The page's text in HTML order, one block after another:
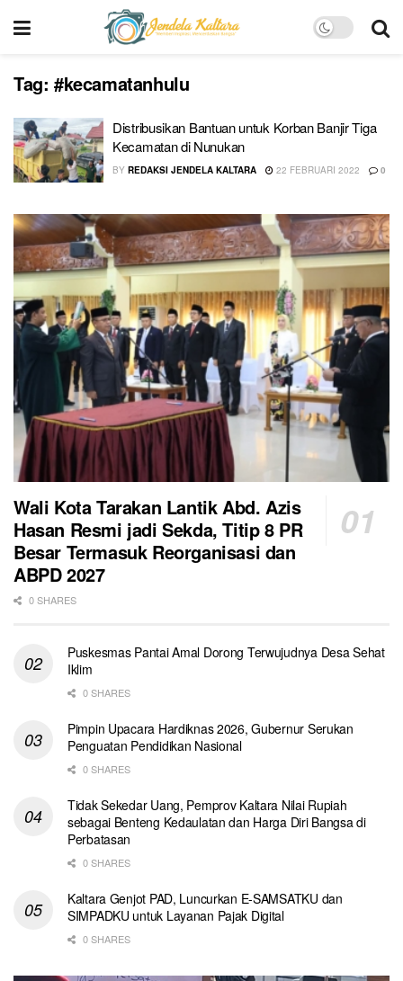
Tag: #kecamatanhulu
Distribusikan Bantuan untuk Korban Banjir Tiga
Kecamatan di Nunukan
BY REDAKSI JENDELA KALTARA 22 FEBRUARI 2022 0
Wali Kota Tarakan Lantik Abd. Azis
Hasan Resmi jadi Sekda, Titip 8 PR
Besar Termasuk Reorganisasi dan
ABPD 2027
0 SHARES
Puskesmas Pantai Amal Dorong Terwujudnya Desa Sehat
Iklim
0 SHARES
Pimpin Upacara Hardiknas 2026, Gubernur Serukan
Penguatan Pendidikan Nasional
0 SHARES
Tidak Sekedar Uang, Pemprov Kaltara Nilai Rupiah
sebagai Benteng Kedaulatan dan Harga Diri Bangsa di
Perbatasan
0 SHARES
Kaltara Genjot PAD, Luncurkan E-SAMSATKU dan
SIMPADKU untuk Layanan Pajak Digital
0 SHARES